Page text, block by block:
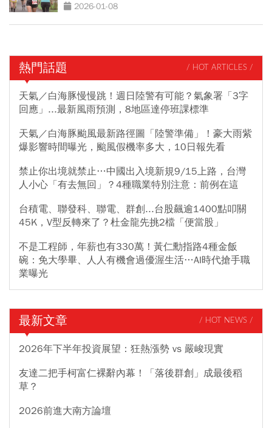
2026-01-08
熱門話題 / HOT ARTICLES /
天氣／白海豚慢慢跳！週日陸警有可能？氣象署「3字
回應」...最新風雨預測，8地區達停班課標準
天氣／白海豚颱風最新路徑圖「陸警準備」！豪大雨紫
爆影響時間曝光，颱風假機率多大，10日報先看
禁止你出境就禁止…中國出入境新規9/15上路，台灣
人小心「有去無回」？4種職業特別注意：前例在這
台積電、聯發科、聯電、群創...台股飆逾1400點叩關
45K，V型反轉來了？杜金龍先挑2檔「便當股」
不是工程師，年薪也有330萬！黃仁勳指路4種金飯
碗：免大學畢、人人有機會過優渥生活…AI時代搶手職
業曝光
最新文章 / HOT NEWS /
2026年下半年投資展望：狂熱漲勢 vs 嚴峻現實
友達二把手柯富仁裸辭內幕！「落後群創」成最後稻
草？
2026前進大南方論壇